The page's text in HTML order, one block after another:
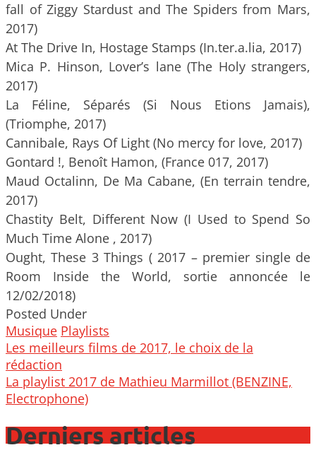
fall of Ziggy Stardust and The Spiders from Mars,
2017)
At The Drive In, Hostage Stamps (In.ter.a.lia, 2017)
Mica P. Hinson, Lover’s lane (The Holy strangers,
2017)
La Féline, Séparés (Si Nous Etions Jamais),
(Triomphe, 2017)
Cannibale, Rays Of Light (No mercy for love, 2017)
Gontard !, Benoît Hamon, (France 017, 2017)
Maud Octalinn, De Ma Cabane, (En terrain tendre,
2017)
Chastity Belt, Different Now (I Used to Spend So
Much Time Alone , 2017)
Ought, These 3 Things ( 2017 – premier single de
Room Inside the World, sortie annoncée le
12/02/2018)
Posted Under
Musique Playlists
Post
navigation
Les meilleurs films de 2017, le choix de la
rédaction
La playlist 2017 de Mathieu Marmillot (BENZINE,
Electrophone)
Derniers articles